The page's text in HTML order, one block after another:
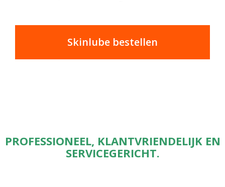
Skinlube bestellen
PROFESSIONEEL, KLANTVRIENDELIJK EN
SERVICEGERICHT.